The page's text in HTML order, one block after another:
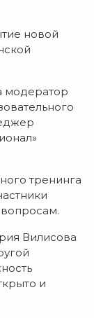
новой
модератор
тренинга
Вилисова
и